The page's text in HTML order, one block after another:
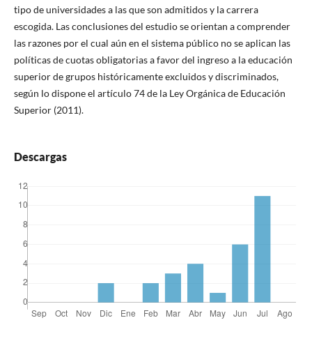
tipo de universidades a las que son admitidos y la carrera
escogida. Las conclusiones del estudio se orientan a comprender
las razones por el cual aún en el sistema público no se aplican las
políticas de cuotas obligatorias a favor del ingreso a la educación
superior de grupos históricamente excluidos y discriminados,
según lo dispone el artículo 74 de la Ley Orgánica de Educación
Superior (2011).
Descargas